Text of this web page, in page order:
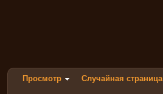
Просмотр Случайная страница